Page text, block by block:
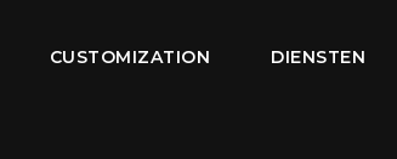
CUSTOMIZATION DIENSTEN